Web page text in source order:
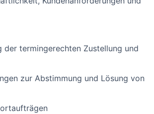
termingerechten Zustellung und
zur Abstimmung und Lösung von